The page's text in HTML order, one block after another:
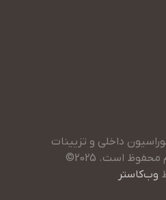
داخلی و تزیینات
است. 2025©
وب‌کاستر